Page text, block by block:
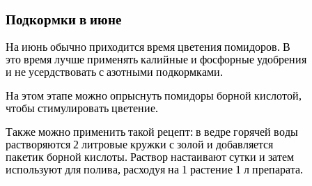
Подкормки в июне
На июнь обычно приходится время цветения помидоров. В
это время лучше применять калийные и фосфорные удобрения
и не усердствовать с азотными подкормками.
На этом этапе можно опрыснуть помидоры борной кислотой,
чтобы стимулировать цветение.
Также можно применить такой рецепт: в ведре горячей воды
растворяются 2 литровые кружки с золой и добавляется
пакетик борной кислоты. Раствор настаивают сутки и затем
используют для полива, расходуя на 1 растение 1 л препарата.